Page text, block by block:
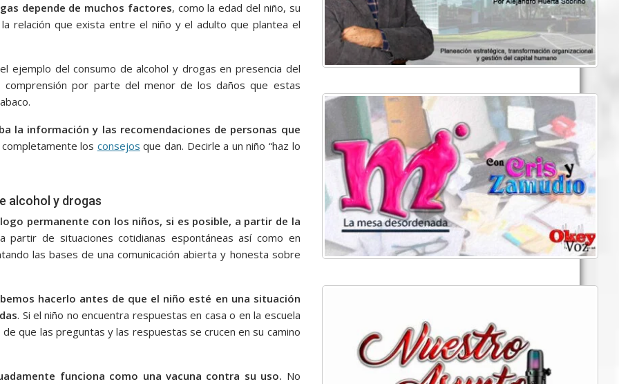
depende de muchos factores, como la edad del niño, su
relación que exista entre el niño y el adulto que plantea el
ejemplo del consumo de alcohol y drogas en presencia del
por parte del menor de los daños que estas
la información y las recomendaciones de personas que
los consejos que dan. Decirle a un niño “haz lo
alcohol y drogas
permanente con los niños, si es posible, a partir de la
de situaciones cotidianas espontáneas así como en
las bases de una comunicación abierta y honesta sobre
hacerlo antes de que el niño esté en una situación
. Si el niño no encuentra respuestas en casa o en la escuela
que las preguntas y las respuestas se crucen en su camino
funciona como una vacuna contra su uso. No